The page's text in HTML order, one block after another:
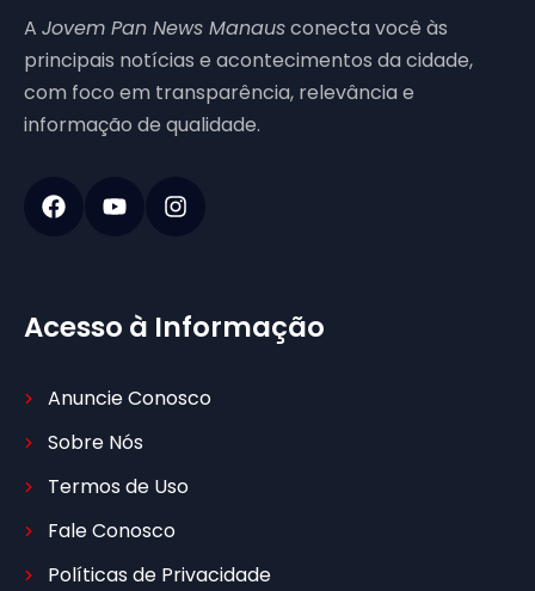
A Jovem Pan News Manausconecta você às
principais notícias e acontecimentos da cidade,
com foco em transparência, relevância e
informação de qualidade.
Acesso à Informação
Anuncie Conosco
Sobre Nós
Termos de Uso
Fale Conosco
Políticas de Privacidade